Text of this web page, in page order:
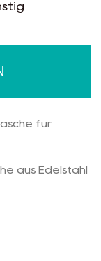
für
aus Edelstahl